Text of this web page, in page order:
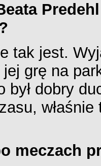
tak jest.
grę na
był dobry
meczach